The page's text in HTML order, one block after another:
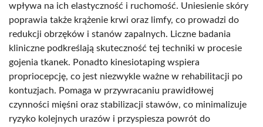
wpływa na ich elastyczność i ruchomość. Uniesienie skóry
poprawia także krążenie krwi oraz limfy, co prowadzi do
redukcji obrzęków i stanów zapalnych. Liczne badania
kliniczne podkreślają skuteczność tej techniki w procesie
gojenia tkanek. Ponadto kinesiotaping wspiera
propriocepcję, co jest niezwykle ważne w rehabilitacji po
kontuzjach. Pomaga w przywracaniu prawidłowej
czynności mięśni oraz stabilizacji stawów, co minimalizuje
ryzyko kolejnych urazów i przyspiesza powrót do